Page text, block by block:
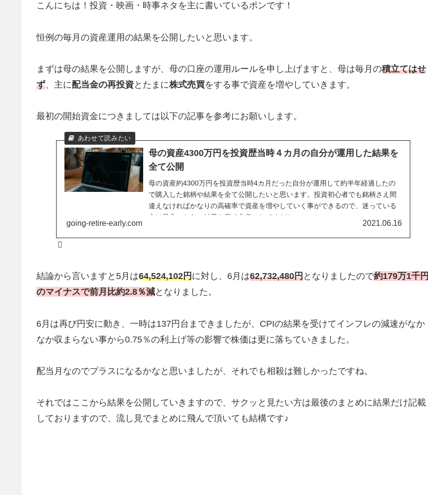
こんにちは！投資・映画・時事ネタを主に書いているポンです！
恒例の毎月の資産運用の結果を公開したいと思います。
まずは母の結果を公開しますが、母の口座の運用ルールを申し上げますと、母は毎月の積立てはせ
ず、主に配当金の再投資とたまに株式売買をする事で資産を増やしていきます。
最初の開始資金につきましては以下の記事を参考にお願いします。
母の資産4300万円を投資歴当時４カ月の自分が運用した結果を
全て公開
母の資産約4300万円を投資歴当時4カ月だった自分が運用して約半年経過したの
で購入した銘柄や結果を全て公開したいと思います。投資初心者でも銘柄さえ間
違えなければかなりの高確率で資産を増やしていく事ができるので、迷っている
方は是非こちらの結果を見て参考にしてください。
going-retire-early.com 2021.06.16
結論から言いますと5月は64,524,102円に対し、6月は62,732,480円となりましたので約179万1千円
のマイナスで前月比約2.8％減となりました。
6月は再び円安に動き、一時は137円台まできましたが、CPIの結果を受けてインフレの減速がなか
なか収まらない事から0.75％の利上げ等の影響で株価は更に落ちていきました。
配当月なのでプラスになるかなと思いましたが、それでも相殺は難しかったですね。
それではここから結果を公開していきますので、サクッと見たい方は最後のまとめに結果だけ記載
しておりますので、流し見でまとめに飛んで頂いても結構です♪